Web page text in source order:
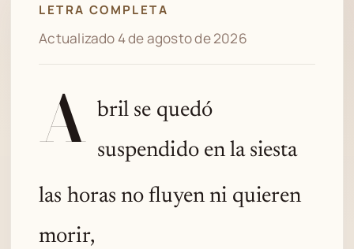
LETRA COMPLETA
Actualizado 4 de agosto de 2026
A bril se quedó
suspendido en la siesta
las horas no fluyen ni quieren
morir,